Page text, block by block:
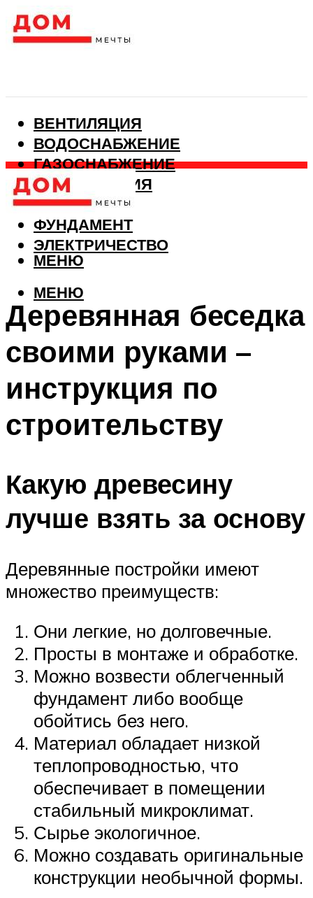
ВЕНТИЛЯЦИЯ
ВОДОСНАБЖЕНИЕ
ГАЗОСНАБЖЕНИЕ
КАНАЛИЗАЦИЯ
ОТОПЛЕНИЕ
ФУНДАМЕНТ
ЭЛЕКТРИЧЕСТВО
МЕНЮ
МЕНЮ
Деревянная беседка
своими руками –
инструкция по
строительству
Какую древесину
лучше взять за основу
Деревянные постройки имеют
множество преимуществ:
Они легкие, но долговечные.
Просты в монтаже и обработке.
Можно возвести облегченный
фундамент либо вообще
обойтись без него.
Материал обладает низкой
теплопроводностью, что
обеспечивает в помещении
стабильный микроклимат.
Сырье экологичное.
Можно создавать оригинальные
конструкции необычной формы.